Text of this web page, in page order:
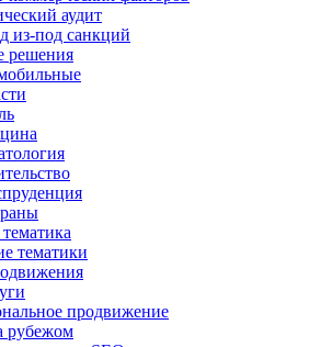
аудит
из-под санкций
решения
тематики
продвижение
рубежом